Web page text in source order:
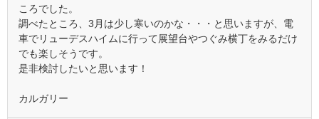
ころでした。
調べたところ、3月は少し寒いのかな・・・と思いますが、電
車でリューデスハイムに行って展望台やつぐみ横丁をみるだけ
でも楽しそうです。
是非検討したいと思います！
カルガリー